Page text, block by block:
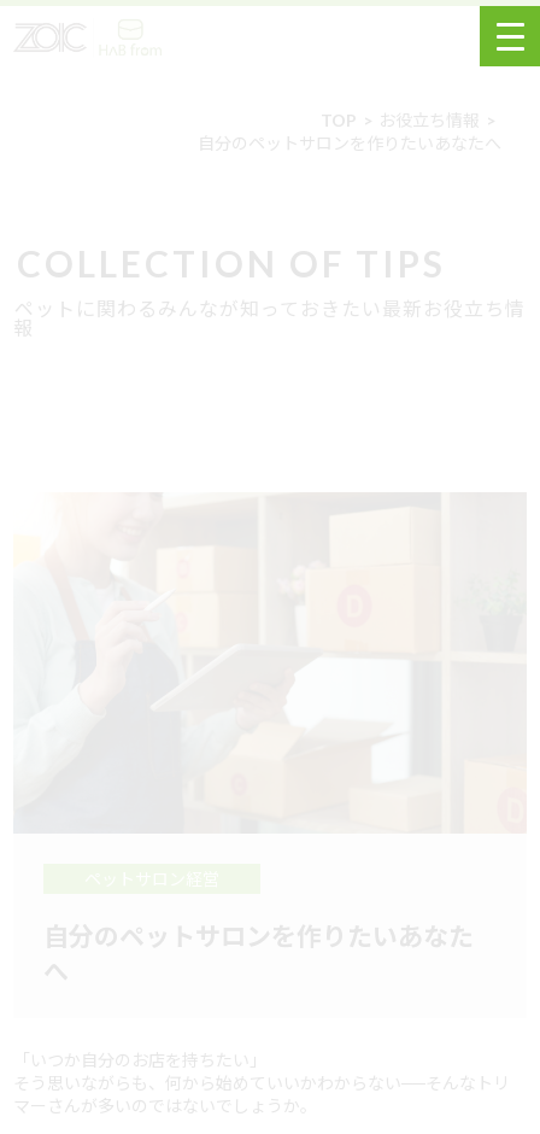
TOP
お役立ち情報
自分のペットサロンを作りたいあなたへ
COLLECTION OF TIPS
ペットに関わるみんなが知っておきたい最新お役立ち情
報
「いつか自分のお店を持ちたい」
そう思いながらも、何から始めていいかわからない──そんなトリ
マーさんが多いのではないでしょうか。